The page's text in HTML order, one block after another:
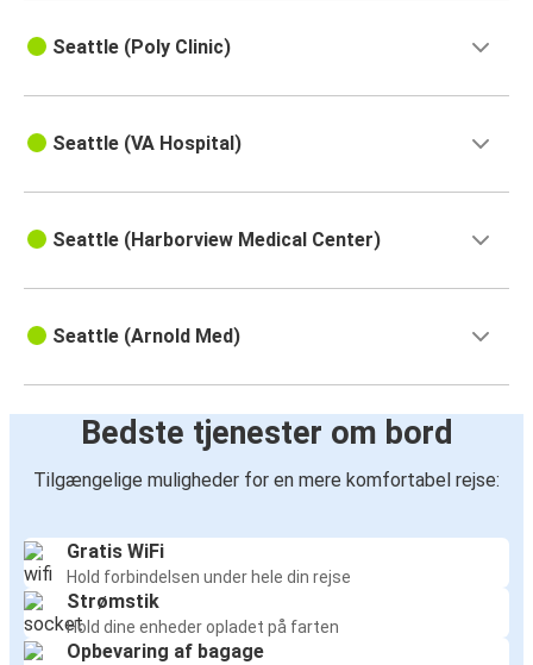
Seattle (Poly Clinic)
Seattle (VA Hospital)
Seattle (Harborview Medical Center)
Seattle (Arnold Med)
Bedste tjenester om bord
Tilgængelige muligheder for en mere komfortabel rejse:
Gratis WiFi
Hold forbindelsen under hele din rejse
Strømstik
Hold dine enheder opladet på farten
Opbevaring af bagage